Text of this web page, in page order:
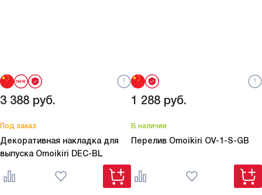
3 388 руб.
Под заказ
Декоративная накладка для
выпуска Omoikiri DEC-BL
1 288 руб.
В наличии
Перелив Omoikiri OV-1-S-GB